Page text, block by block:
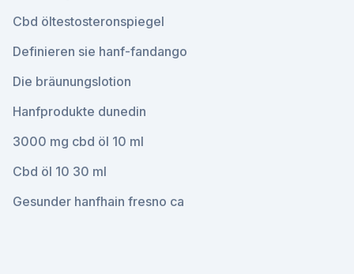
Cbd öltestosteronspiegel
Definieren sie hanf-fandango
Die bräunungslotion
Hanfprodukte dunedin
3000 mg cbd öl 10 ml
Cbd öl 10 30 ml
Gesunder hanfhain fresno ca